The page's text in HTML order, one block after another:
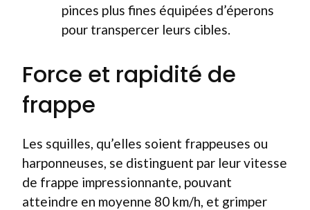
pinces plus fines équipées d’éperons
pour transpercer leurs cibles.
Force et rapidité de
frappe
Les squilles, qu’elles soient frappeuses ou
harponneuses, se distinguent par leur vitesse
de frappe impressionnante, pouvant
atteindre en moyenne 80 km/h, et grimper